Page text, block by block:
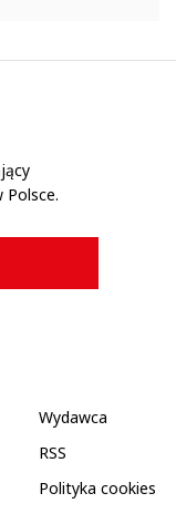
Polsce.
Wydawca
RSS
Polityka cookies